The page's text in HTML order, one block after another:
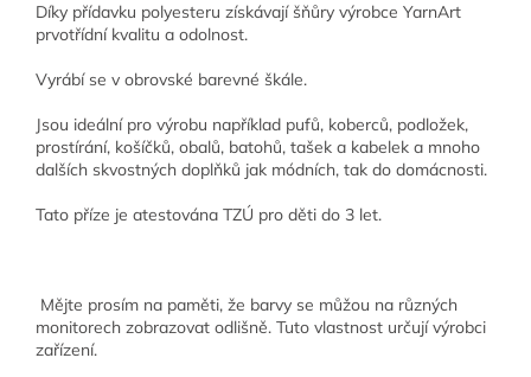
Díky přídavku polyesteru získávají šňůry výrobce YarnArt
prvotřídní kvalitu a odolnost.
Vyrábí se v obrovské barevné škále.
Jsou ideální pro výrobu například pufů, koberců, podložek,
prostírání, košíčků, obalů, batohů, tašek a kabelek a mnoho
dalších skvostných doplňků jak módních, tak do domácnosti.
Tato příze je atestována TZÚ pro děti do 3 let.
Mějte prosím na paměti, že barvy se můžou na různých
monitorech zobrazovat odlišně. Tuto vlastnost určují výrobci
zařízení.